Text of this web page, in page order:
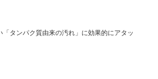
タンパク質由来の汚れ」に効果的にアタッ